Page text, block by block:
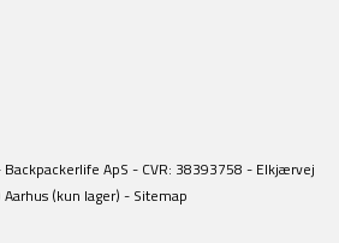
ApS - CVR: 38393758 - Elkjærvej
(kun lager) - Sitemap